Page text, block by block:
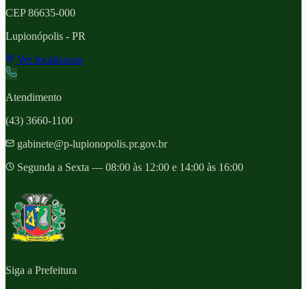
CEP86635-000
Lupionópolis - PR
Ver localizacao
Atendimento
(43) 3660-1100
gabinete@p-lupionopolis.pr.gov.br
Segunda a Sexta — 08:00 às 12:00 e 14:00 às 16:00
Siga a Prefeitura